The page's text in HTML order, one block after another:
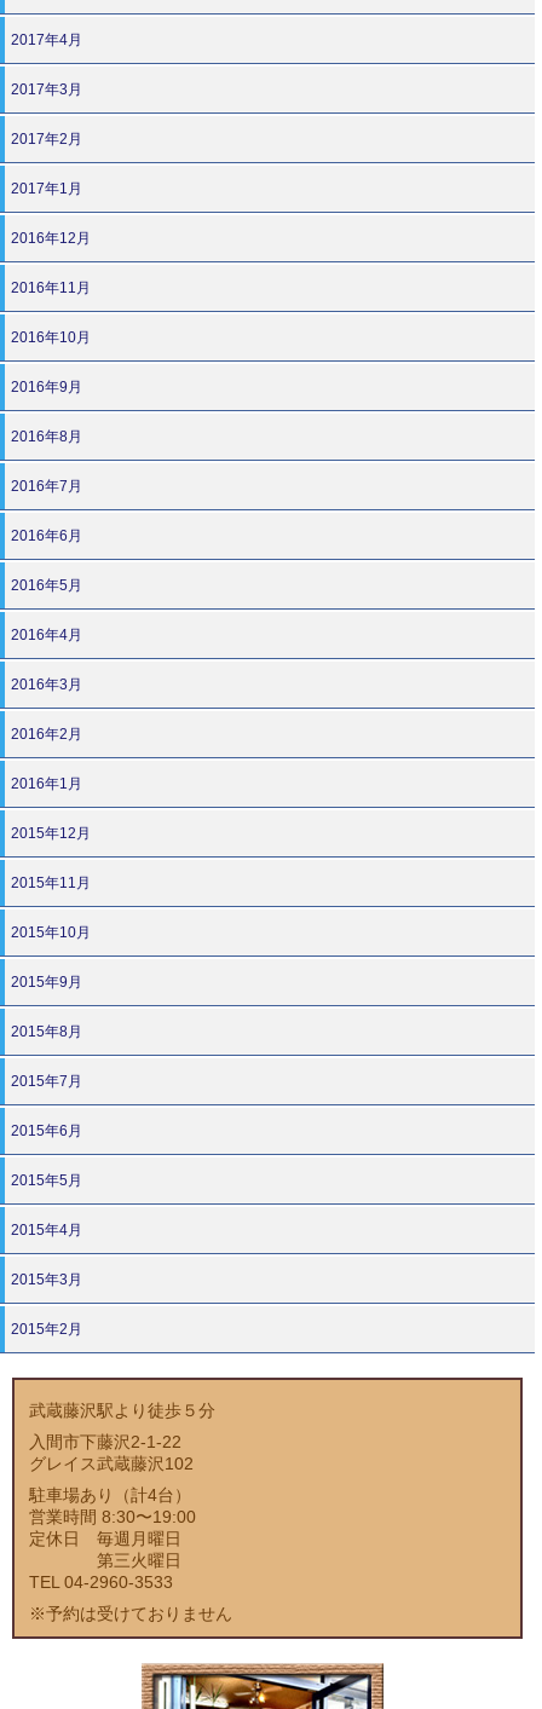
2017年4月
2017年3月
2017年2月
2017年1月
2016年12月
2016年11月
2016年10月
2016年9月
2016年8月
2016年7月
2016年6月
2016年5月
2016年4月
2016年3月
2016年2月
2016年1月
2015年12月
2015年11月
2015年10月
2015年9月
2015年8月
2015年7月
2015年6月
2015年5月
2015年4月
2015年3月
2015年2月
武蔵藤沢駅より徒歩５分
入間市下藤沢2-1-22
グレイス武蔵藤沢102
駐車場あり（計4台）
営業時間 8:30〜19:00
定休日 毎週月曜日
第三火曜日
TEL 04-2960-3533
※予約は受けておりません